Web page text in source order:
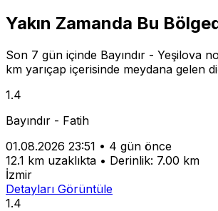
Yakın Zamanda Bu
Son 7 gün içinde Bayındır - Yeşilova
km yarıçap içerisinde meydana gelen
1.4
Bayındır - Fatih
01.08.2026 23:51 • 4 gün önce
12.1 km uzaklıkta • Derinlik: 7.00 km
İzmir
Detayları Görüntüle
1.4